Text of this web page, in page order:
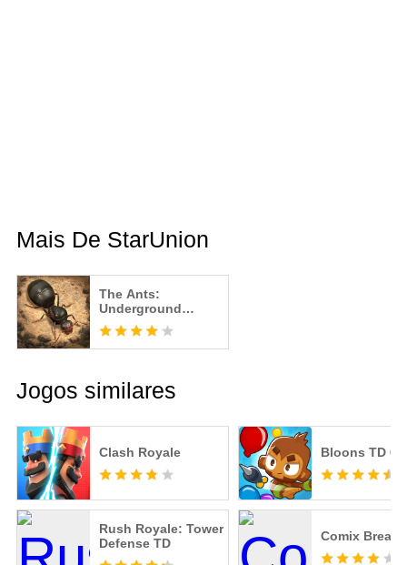
Mais De StarUnion
The Ants:
Underground
Kingdom
Jogos similares
Clash Royale Bloons TD 6
Rush Royale: Tower
Defense TD
Comix